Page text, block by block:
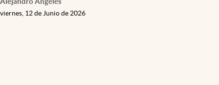
viernes, 12 de Junio de 2026